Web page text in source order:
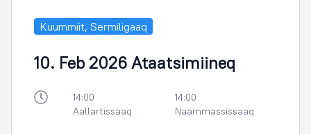
Kuummiit, Sermiligaaq
10. Feb 2026 Ataatsimiineq
14:00
Aallartissaaq
14:00
Naammassissaaq